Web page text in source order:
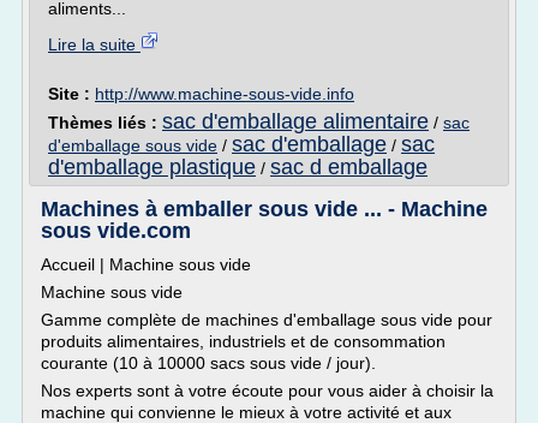
aliments...
Lire la suite
Site : http://www.machine-sous-vide.info
Thèmes liés : sac d'emballage alimentaire / sac
d'emballage sous vide / sac d'emballage / sac
d'emballage plastique / sac d emballage
Machines à emballer sous vide ... - Machine
sous vide.com
Accueil | Machine sous vide
Machine sous vide
Gamme complète de machines d'emballage sous vide pour
produits alimentaires, industriels et de consommation
courante (10 à 10000 sacs sous vide / jour).
Nos experts sont à votre écoute pour vous aider à choisir la
machine qui convienne le mieux à votre activité et aux